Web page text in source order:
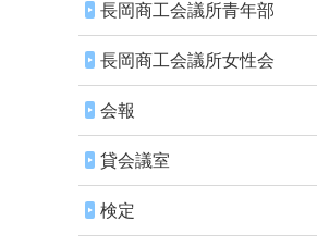
長岡商工会議所青年部
長岡商工会議所女性会
会報
貸会議室
検定